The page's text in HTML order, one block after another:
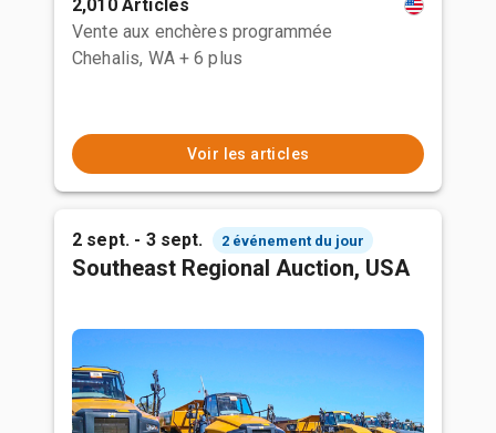
2,010 Articles
Vente aux enchères programmée
Chehalis, WA + 6 plus
Voir les articles
2 sept. - 3 sept. 2 événement du jour
Southeast Regional Auction, USA